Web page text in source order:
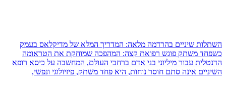
השתלות שיניים בהרדמה מלאה: המדריך המלא של מדיקלאס בעמק
כשפחד משתק פוגש רפואת קצה: המהפכה שמוחקת את הטראומה
הדנטלית עבור מיליוני בני אדם ברחבי העולם, המחשבה על כיסא רופא
השיניים אינה סתם חוסר נוחות, היא פחד משתק, פיזיולוגי ונפשי,